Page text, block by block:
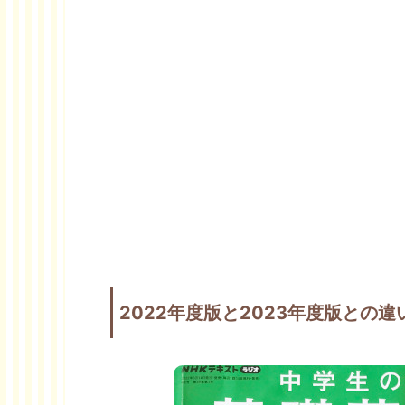
2022年度版と2023年度版との違